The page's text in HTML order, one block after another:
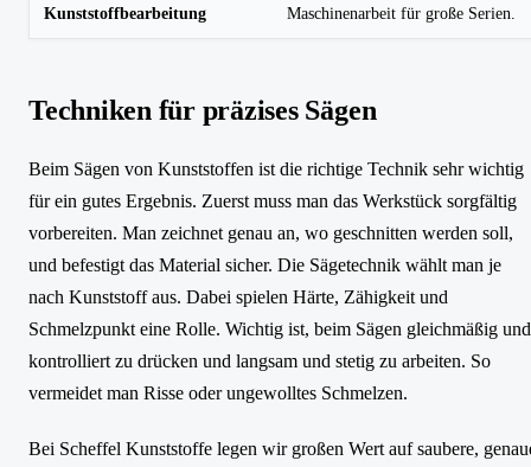
Kunststoffbearbeitung
Maschinenarbeit für große Serien.
Techniken für präzises Sägen
Beim Sägen von Kunststoffen ist die richtige Technik sehr wichtig
für ein gutes Ergebnis. Zuerst muss man das Werkstück sorgfältig
vorbereiten. Man zeichnet genau an, wo geschnitten werden soll,
und befestigt das Material sicher. Die Sägetechnik wählt man je
nach Kunststoff aus. Dabei spielen Härte, Zähigkeit und
Schmelzpunkt eine Rolle. Wichtig ist, beim Sägen gleichmäßig und
kontrolliert zu drücken und langsam und stetig zu arbeiten. So
vermeidet man Risse oder ungewolltes Schmelzen.
Bei Scheffel Kunststoffe legen wir großen Wert auf saubere,